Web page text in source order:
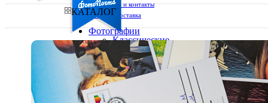
Поддержка и контакты
Оплата и доставка
Ваш город:
Ваш регион доставки
Выберите из списка:
КАТАЛОГ
Фотографии
Классические
фото
10х10
10х15